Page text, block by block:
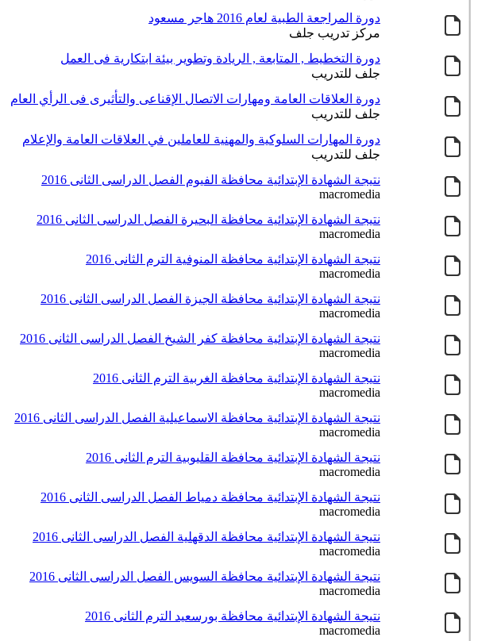
دورة المراجعة الطبية لعام 2016 هاجر مسعود
مركز تدريب جلف
دورة التخطيط , المتابعة , الريادة وتطوير بيئة ابتكارية فى العمل
جلف للتدريب
دورة العلاقات العامة ومهارات الاتصال الإقناعى والتأثيرى فى الرأي العام
جلف للتدريب
دورة المهارات السلوكية والمهنية للعاملين في العلاقات العامة والإعلام
جلف للتدريب
نتيجة الشهادة الإبتدائية محافظة الفيوم الفصل الدراسى الثانى 2016
macromedia
نتيجة الشهادة الإبتدائية محافظة البحيرة الفصل الدراسى الثانى 2016
macromedia
نتيجة الشهادة الإبتدائية محافظة المنوفية الترم الثانى 2016
macromedia
نتيجة الشهادة الإبتدائية محافظة الجيزة الفصل الدراسى الثانى 2016
macromedia
نتيجة الشهادة الإبتدائية محافظة كفر الشيخ الفصل الدراسى الثانى 2016
macromedia
نتيجة الشهادة الإبتدائية محافظة الغربية الترم الثانى 2016
macromedia
نتيجة الشهادة الإبتدائية محافظة الاسماعيلية الفصل الدراسى الثانى 2016
macromedia
نتيجة الشهادة الإبتدائية محافظة القليوبية الترم الثانى 2016
macromedia
نتيجة الشهادة الإبتدائية محافظة دمياط الفصل الدراسى الثانى 2016
macromedia
نتيجة الشهادة الإبتدائية محافظة الدقهلية الفصل الدراسى الثانى 2016
macromedia
نتيجة الشهادة الإبتدائية محافظة السويس الفصل الدراسى الثانى 2016
macromedia
نتيجة الشهادة الإبتدائية محافظة بورسعيد الترم الثانى 2016
macromedia